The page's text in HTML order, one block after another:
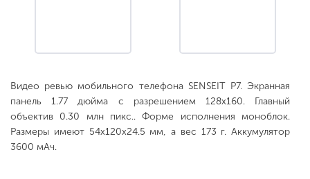
Видео ревью мобильного телефона SENSEIT P7. Экранная
панель 1.77 дюйма с разрешением 128x160. Главный
объектив 0.30 млн пикс.. Форме исполнения моноблок.
Размеры имеют 54x120x24.5 мм, а вес 173 г. Аккумулятор
3600 мАч.